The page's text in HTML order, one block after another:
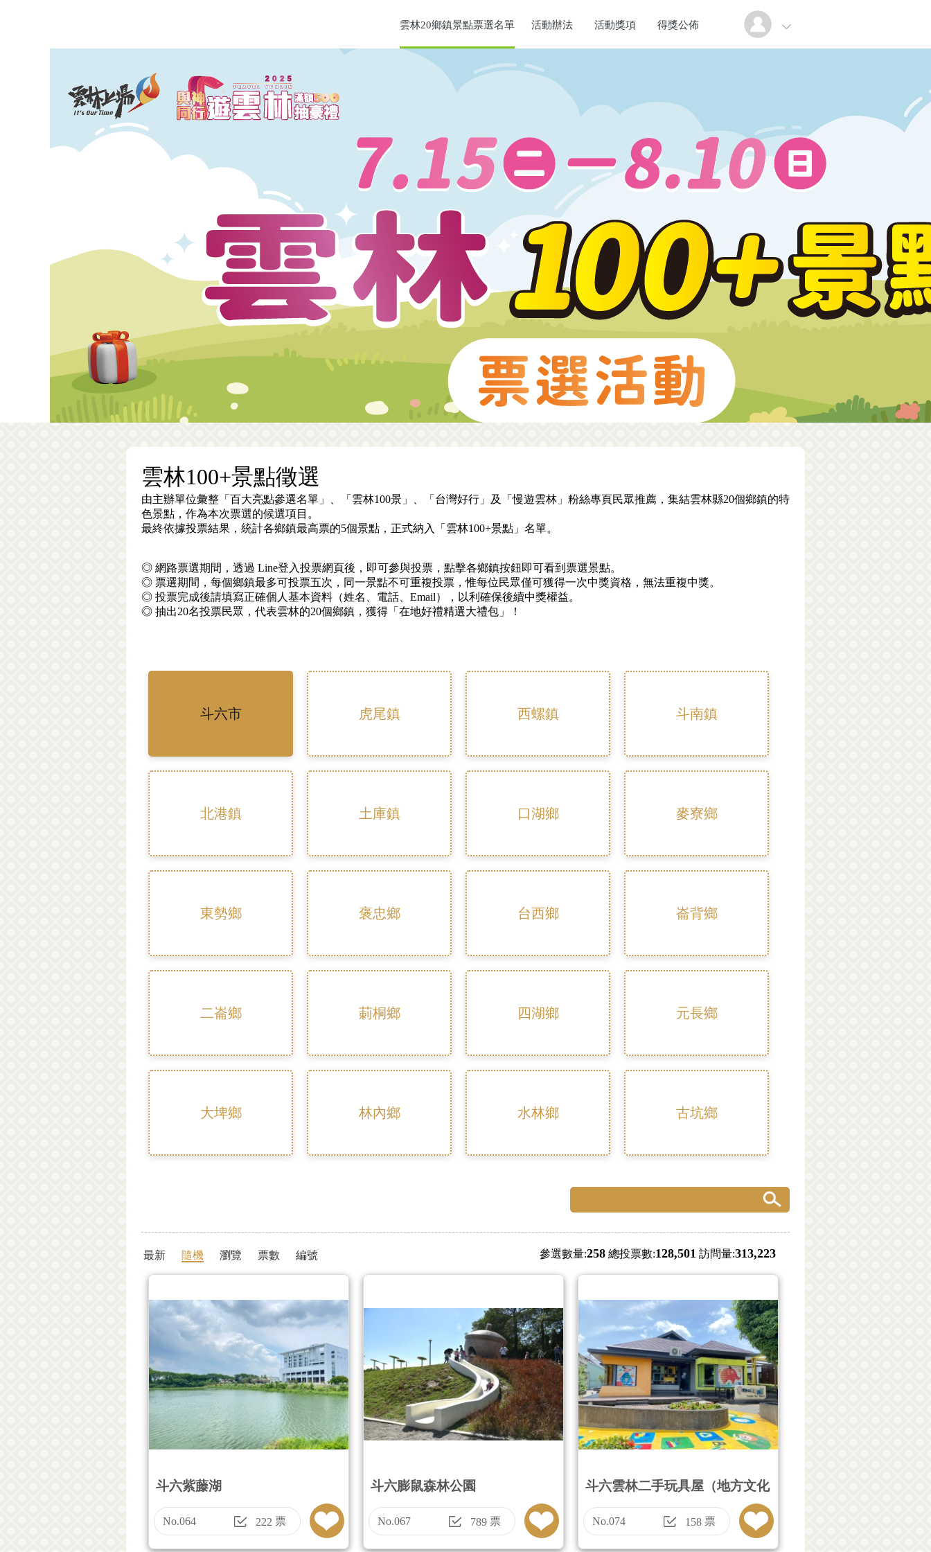
雲林20鄉鎮景點票選名單 活動辦法 活動獎項 得獎公佈
雲林100+景點徵選
由主辦單位彙整「百大亮點參選名單」、「雲林100景」、「台灣好行」及「慢遊雲林」粉絲專頁民眾推薦，集結雲林縣20個鄉鎮的特
色景點，作為本次票選的候選項目。
最終依據投票結果，統計各鄉鎮最高票的5個景點，正式納入「雲林100+景點」名單。
◎ 網路票選期間，透過 Line登入投票網頁後，即可參與投票，點擊各鄉鎮按鈕即可看到票選景點。
◎ 票選期間，每個鄉鎮最多可投票五次，同一景點不可重複投票，惟每位民眾僅可獲得一次中獎資格，無法重複中獎。
◎ 投票完成後請填寫正確個人基本資料（姓名、電話、Email），以利確保後續中獎權益。
◎ 抽出20名投票民眾，代表雲林的20個鄉鎮，獲得「在地好禮精選大禮包」！
斗六市 虎尾鎮 西螺鎮 斗南鎮
北港鎮 土庫鎮 口湖鄉 麥寮鄉
東勢鄉 褒忠鄉 台西鄉 崙背鄉
二崙鄉 莿桐鄉 四湖鄉 元長鄉
大埤鄉 林內鄉 水林鄉 古坑鄉
最新 隨機 瀏覽 票數 編號 參選數量:258 總投票數:128,501 訪問量:313,223
斗六紫藤湖
No.064 222 票
斗六膨鼠森林公園
No.067 789票
斗六雲林二手玩具屋（地方文化
館）
No.074 158票